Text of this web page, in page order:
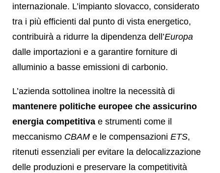
internazionale. L’impianto slovacco, considerato
tra i più efficienti dal punto di vista energetico,
contribuirà a ridurre la dipendenza dell’Europa
dalle importazioni e a garantire forniture di
alluminio a basse emissioni di carbonio.
L’azienda sottolinea inoltre la necessità di
mantenere politiche europee che assicurino
energia competitiva e strumenti come il
meccanismo CBAM e le compensazioni ETS,
ritenuti essenziali per evitare la delocalizzazione
delle produzioni e preservare la competitività